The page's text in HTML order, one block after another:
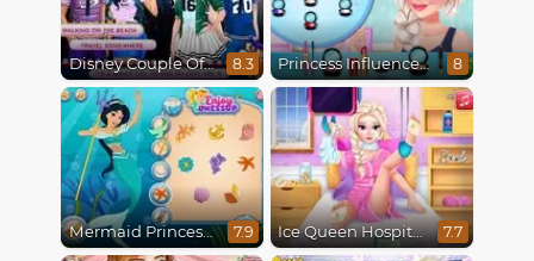
Disney Couple Of The Year 8.3 Princess Influencer Winter Wonderland 8
Mermaid Princesses 7.9 Ice Queen Hospital Recovery 7.7